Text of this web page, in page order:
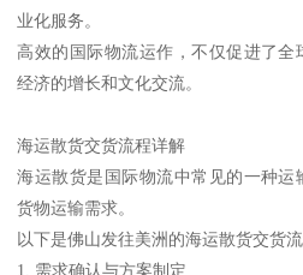
业化服务。
高效的国际物流运作，不仅促进了全
经济的增长和文化交流。
海运散货交货流程详解
海运散货是国际物流中常见的一种
货物运输需求。
以下是佛山发往美洲的海运散货交货流
1. 需求确认与方案制定